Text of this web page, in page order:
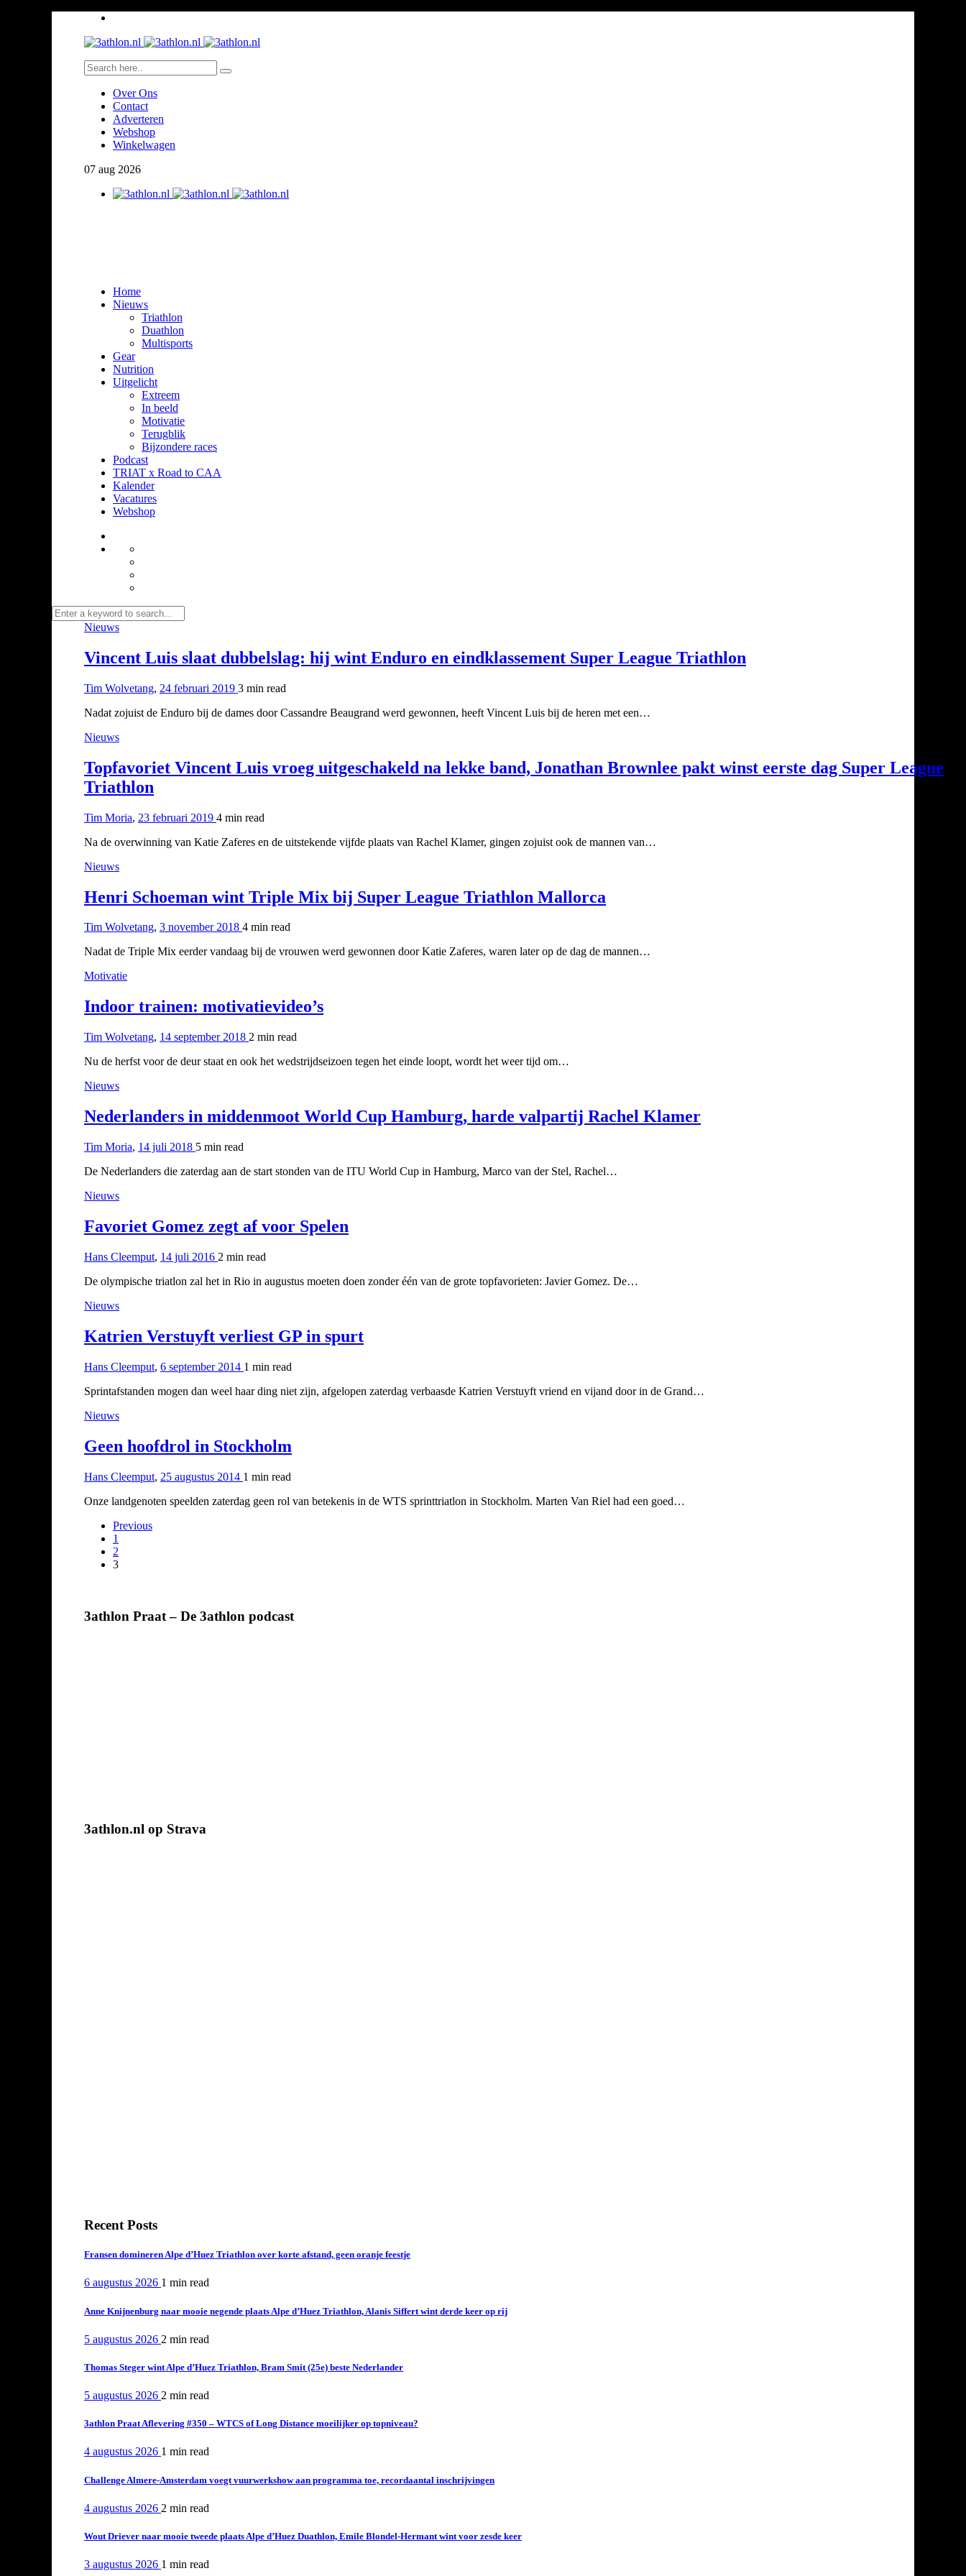
Over Ons
Contact
Adverteren
Webshop
Winkelwagen
07 aug 2026
Home
Nieuws
Triathlon
Duathlon
Multisports
Gear
Nutrition
Uitgelicht
Extreem
In beeld
Motivatie
Terugblik
Bijzondere races
Podcast
TRIAT x Road to CAA
Kalender
Vacatures
Webshop
Nieuws
Vincent Luis slaat dubbelslag: hij wint Enduro en eindklassement Super League Triathlon
Tim Wolvetang, 24 februari 2019 3 min read
Nadat zojuist de Enduro bij de dames door Cassandre Beaugrand werd gewonnen, heeft Vincent Luis bij de heren met een…
Nieuws
Topfavoriet Vincent Luis vroeg uitgeschakeld na lekke band, Jonathan Brownlee pakt winst eerste dag Super League
Triathlon
Tim Moria, 23 februari 2019 4 min read
Na de overwinning van Katie Zaferes en de uitstekende vijfde plaats van Rachel Klamer, gingen zojuist ook de mannen van…
Nieuws
Henri Schoeman wint Triple Mix bij Super League Triathlon Mallorca
Tim Wolvetang, 3 november 2018 4 min read
Nadat de Triple Mix eerder vandaag bij de vrouwen werd gewonnen door Katie Zaferes, waren later op de dag de mannen…
Motivatie
Indoor trainen: motivatievideo’s
Tim Wolvetang, 14 september 2018 2 min read
Nu de herfst voor de deur staat en ook het wedstrijdseizoen tegen het einde loopt, wordt het weer tijd om…
Nieuws
Nederlanders in middenmoot World Cup Hamburg, harde valpartij Rachel Klamer
Tim Moria, 14 juli 2018 5 min read
De Nederlanders die zaterdag aan de start stonden van de ITU World Cup in Hamburg, Marco van der Stel, Rachel…
Nieuws
Favoriet Gomez zegt af voor Spelen
Hans Cleemput, 14 juli 2016 2 min read
De olympische triatlon zal het in Rio in augustus moeten doen zonder één van de grote topfavorieten: Javier Gomez. De…
Nieuws
Katrien Verstuyft verliest GP in spurt
Hans Cleemput, 6 september 2014 1 min read
Sprintafstanden mogen dan weel haar ding niet zijn, afgelopen zaterdag verbaasde Katrien Verstuyft vriend en vijand door in de Grand…
Nieuws
Geen hoofdrol in Stockholm
Hans Cleemput, 25 augustus 2014 1 min read
Onze landgenoten speelden zaterdag geen rol van betekenis in de WTS sprinttriatlon in Stockholm. Marten Van Riel had een goed…
Previous
1
2
3
3athlon Praat – De 3athlon podcast
3athlon.nl op Strava
Recent Posts
Fransen domineren Alpe d’Huez Triathlon over korte afstand, geen oranje feestje
6 augustus 2026 1 min read
Anne Knijnenburg naar mooie negende plaats Alpe d’Huez Triathlon, Alanis Siffert wint derde keer op rij
5 augustus 2026 2 min read
Thomas Steger wint Alpe d’Huez Triathlon, Bram Smit (25e) beste Nederlander
5 augustus 2026 2 min read
3athlon Praat Aflevering #350 – WTCS of Long Distance moeilijker op topniveau?
4 augustus 2026 1 min read
Challenge Almere-Amsterdam voegt vuurwerkshow aan programma toe, recordaantal inschrijvingen
4 augustus 2026 2 min read
Wout Driever naar mooie tweede plaats Alpe d’Huez Duathlon, Emile Blondel-Hermant wint voor zesde keer
3 augustus 2026 1 min read